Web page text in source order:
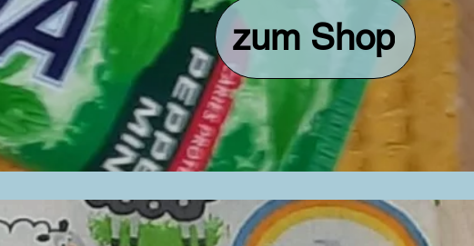
zum Shop